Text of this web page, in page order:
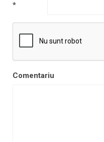
*
Comentariu